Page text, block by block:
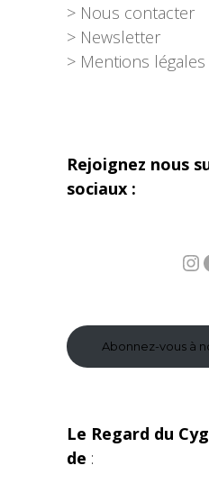
> Nous contacter
> Newsletter
> Mentions légales
Rejoignez nous
sociaux :
Instagram
Abonnez-vous à
Le Regard du
de :